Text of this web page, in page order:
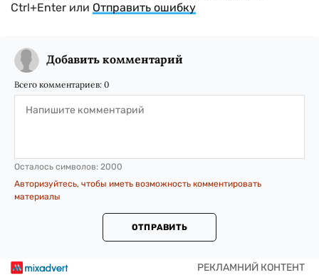
Ctrl+Enter или Отправить ошибку
Добавить комментарий
Всего комментариев: 0
Осталось символов: 2000
Авторизуйтесь, чтобы иметь возможность комментировать
материалы
ОТПРАВИТЬ